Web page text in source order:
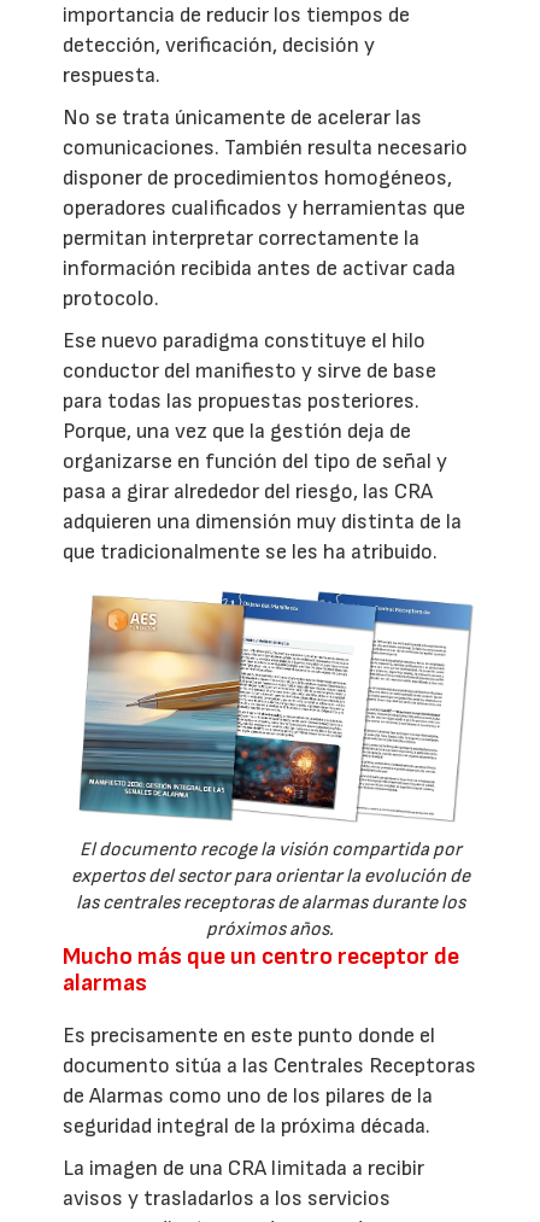
importancia de reducir los tiempos de
detección, verificación, decisión y
respuesta.
No se trata únicamente de acelerar las
comunicaciones. También resulta necesario
disponer de procedimientos homogéneos,
operadores cualificados y herramientas que
permitan interpretar correctamente la
información recibida antes de activar cada
protocolo.
Ese nuevo paradigma constituye el hilo
conductor del manifiesto y sirve de base
para todas las propuestas posteriores.
Porque, una vez que la gestión deja de
organizarse en función del tipo de señal y
pasa a girar alrededor del riesgo, las CRA
adquieren una dimensión muy distinta de la
que tradicionalmente se les ha atribuido.
El documento recoge la visión compartida por
expertos del sector para orientar la evolución de
las centrales receptoras de alarmas durante los
próximos años.
Mucho más que un centro receptor de
alarmas
Es precisamente en este punto donde el
documento sitúa a las Centrales Receptoras
de Alarmas como uno de los pilares de la
seguridad integral de la próxima década.
La imagen de una CRA limitada a recibir
avisos y trasladarlos a los servicios